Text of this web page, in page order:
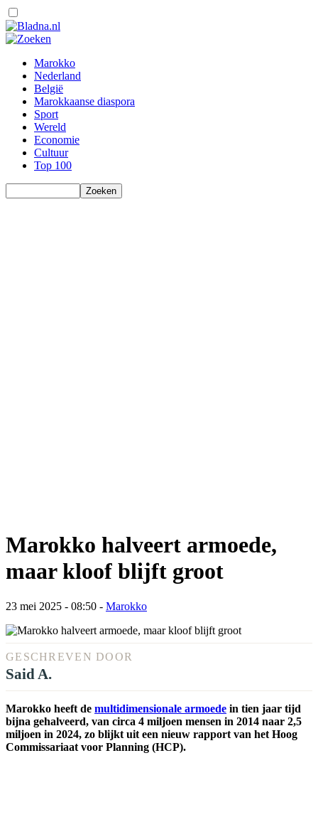
Marokko
Nederland
België
Marokkaanse diaspora
Sport
Wereld
Economie
Cultuur
Top 100
Marokko halveert armoede,
maar kloof blijft groot
23 mei 2025 - 08:50 - Marokko
GESCHREVEN DOOR
Said A.
Marokko heeft de multidimensionale armoede in tien jaar tijd
bijna gehalveerd, van circa 4 miljoen mensen in 2014 naar 2,5
miljoen in 2024, zo blijkt uit een nieuw rapport van het Hoog
Commissariaat voor Planning (HCP).